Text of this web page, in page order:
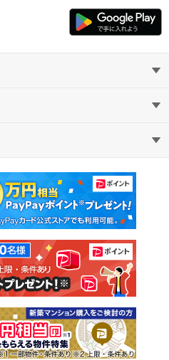
中古マンション
中古一戸建て
土地
教えて！住まいの先生